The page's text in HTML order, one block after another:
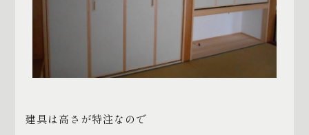
建具は高さが特注なので